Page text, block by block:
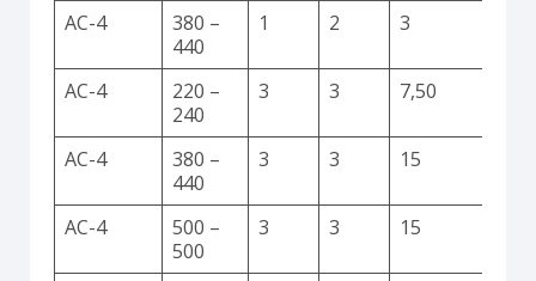
AC-4
380 –
440
1 2 3
AC-4
220 –
240
3 3 7,50
AC-4
380 –
440
3 3 15
AC-4
500 –
500
3 3 15